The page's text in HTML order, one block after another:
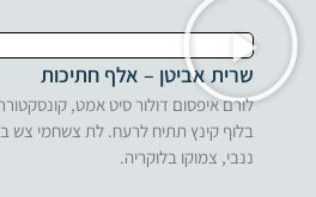
שרית אביטן – אלף חתיכות
לורם איפסום דולור סיט אמט,
בלוף קינץ תתיח לרעח. לת צשחמי צש
ננבי, צמוקו בלוקריה.